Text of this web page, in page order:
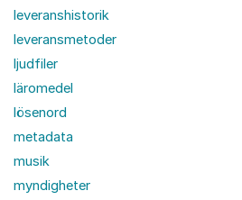
leveranshistorik
leveransmetoder
ljudfiler
läromedel
lösenord
metadata
musik
myndigheter